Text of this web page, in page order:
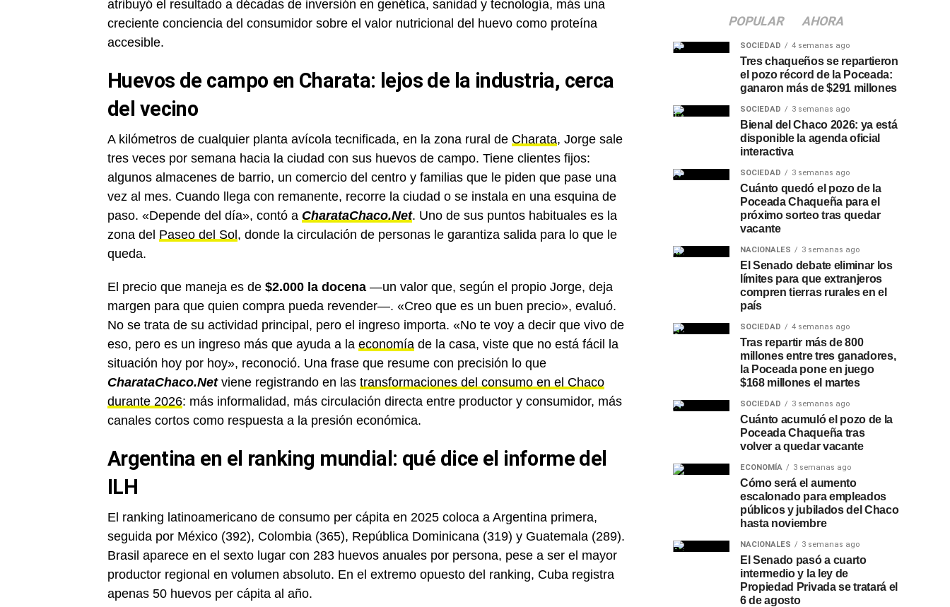
atribuyó el resultado a décadas de inversión en genética, sanidad y tecnología, más una
creciente conciencia del consumidor sobre el valor nutricional del huevo como proteína
accesible.
Huevos de campo en Charata: lejos de la industria, cerca
del vecino
A kilómetros de cualquier planta avícola tecnificada, en la zona rural de Charata, Jorge sale
tres veces por semana hacia la ciudad con sus huevos de campo. Tiene clientes fijos:
algunos almacenes de barrio, un comercio del centro y familias que le piden que pase una
vez al mes. Cuando llega con remanente, recorre la ciudad o se instala en una esquina de
paso. «Depende del día», contó a CharataChaco.Net. Uno de sus puntos habituales es la
zona del Paseo del Sol , donde la circulación de personas le garantiza salida para lo que le
queda.
El precio que maneja es de $2.000 la docena —un valor que, según el propio Jorge, deja
margen para que quien compra pueda revender—. «Creo que es un buen precio», evaluó.
No se trata de su actividad principal, pero el ingreso importa. «No te voy a decir que vivo de
eso, pero es un ingreso más que ayuda a la economía de la casa, viste que no está fácil la
situación hoy por hoy», reconoció. Una frase que resume con precisión lo que
CharataChaco.Netviene registrando en las transformaciones del consumo en el Chaco
durante 2026: más informalidad, más circulación directa entre productor y consumidor, más
canales cortos como respuesta a la presión económica.
Argentina en el ranking mundial: qué dice el informe del
ILH
El ranking latinoamericano de consumo per cápita en 2025 coloca a Argentina primera,
seguida por México (392), Colombia (365), República Dominicana (319) y Guatemala (289).
Brasil aparece en el sexto lugar con 283 huevos anuales por persona, pese a ser el mayor
productor regional en volumen absoluto. En el extremo opuesto del ranking, Cuba registra
apenas 50 huevos per cápita al año.
POPULAR AHORA
SOCIEDAD 4 semanas ago
Tres chaqueños se repartieron
el pozo récord de la Poceada:
ganaron más de $291 millones
SOCIEDAD 3 semanas ago
Bienal del Chaco 2026: ya está
disponible la agenda oficial
interactiva
SOCIEDAD 3 semanas ago
Cuánto quedó el pozo de la
Poceada Chaqueña para el
próximo sorteo tras quedar
vacante
NACIONALES 3 semanas ago
El Senado debate eliminar los
límites para que extranjeros
compren tierras rurales en el
país
SOCIEDAD 4 semanas ago
Tras repartir más de 800
millones entre tres ganadores,
la Poceada pone en juego
$168 millones el martes
SOCIEDAD 3 semanas ago
Cuánto acumuló el pozo de la
Poceada Chaqueña tras
volver a quedar vacante
ECONOMÍA 3 semanas ago
Cómo será el aumento
escalonado para empleados
públicos y jubilados del Chaco
hasta noviembre
NACIONALES 3 semanas ago
El Senado pasó a cuarto
intermedio y la ley de
Propiedad Privada se tratará el
6 de agosto